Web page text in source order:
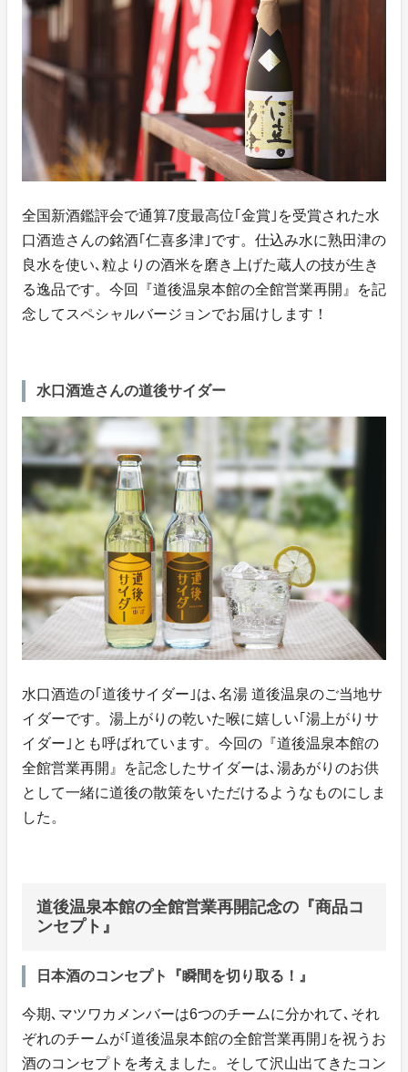
全国新酒鑑評会で通算7度最高位｢金賞｣を受賞された水
口酒造さんの銘酒｢仁喜多津｣です。仕込み水に熟田津の
良水を使い､粒よりの酒米を磨き上げた蔵人の技が生き
る逸品です。今回『道後温泉本館の全館営業再開』を記
念してスペシャルバージョンでお届けします！
水口酒造さんの道後サイダー
水口酒造の｢道後サイダー｣は､名湯 道後温泉のご当地サ
イダーです。湯上がりの乾いた喉に嬉しい｢湯上がりサ
イダー｣とも呼ばれています。今回の『道後温泉本館の
全館営業再開』を記念したサイダーは､湯あがりのお供
として一緒に道後の散策をいただけるようなものにしま
した。
道後温泉本館の全館営業再開記念の『商品コ
ンセプト』
日本酒のコンセプト『瞬間を切り取る！』
今期､マツワカメンバーは6つのチームに分かれて､それ
ぞれのチームが｢道後温泉本館の全館営業再開｣を祝うお
酒のコンセプトを考えました。そして沢山出てきたコン